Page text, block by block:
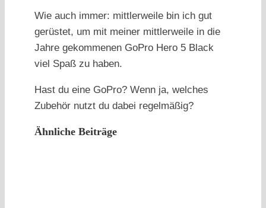
Wie auch immer: mittlerweile bin ich gut
gerüstet, um mit meiner mittlerweile in die
Jahre gekommenen GoPro Hero 5 Black
viel Spaß zu haben.
Hast du eine GoPro? Wenn ja, welches
Zubehör nutzt du dabei regelmäßig?
Ähnliche Beiträge